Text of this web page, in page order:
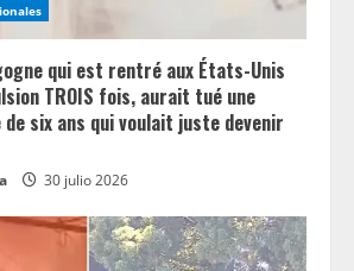
qui est rentré aux États-Unis
TROIS fois, aurait tué une
six ans qui voulait juste devenir
30 julio 2026